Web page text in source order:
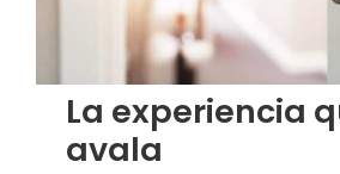
La experiencia
avala